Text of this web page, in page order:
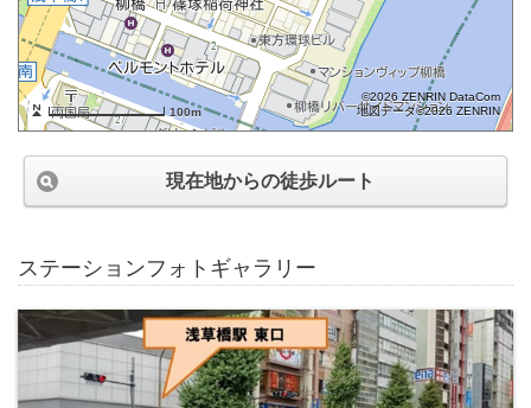
100m
©2026 ZENRIN DataCom
地図データ©2026 ZENRIN
現在地からの徒歩ルート
ステーションフォトギャラリー